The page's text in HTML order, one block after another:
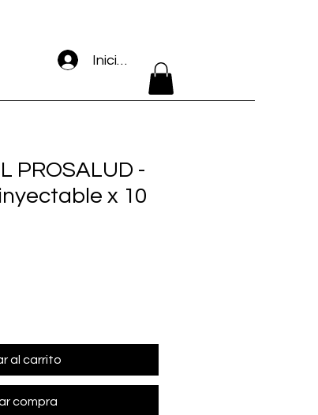
Iniciar sesión
PROSALUD -
x 10
al carrito
compra